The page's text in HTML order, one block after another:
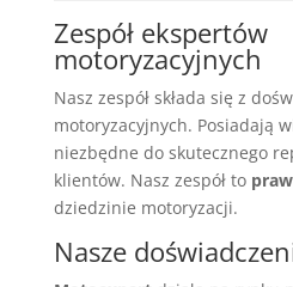
Zespół ekspertów
motoryzacyjnych
Nasz zespół składa się z
motoryzacyjnych. Posiadają
niezbędne do skutecznego
klientów. Nasz zespół to
dziedzinie motoryzacji.
Nasze